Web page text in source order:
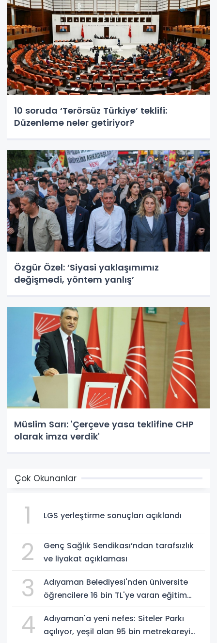
10 soruda ‘Terörsüz Türkiye’ teklifi:
Düzenleme neler getiriyor?
Özgür Özel: ‘Siyasi yaklaşımımız
değişmedi, yöntem yanlış’
Müslim Sarı: 'Çerçeve yasa teklifine CHP
olarak imza verdik'
Çok Okunanlar
1 LGS yerleştirme sonuçları açıklandı
2
Genç Sağlık Sendikası’ndan tarafsızlık
ve liyakat açıklaması
3
Adıyaman Belediyesi'nden üniversite
öğrencilere 16 bin TL'ye varan eğitim
4
Adıyaman'a yeni nefes: Siteler Parkı
açılıyor, yeşil alan 95 bin metrekareyi